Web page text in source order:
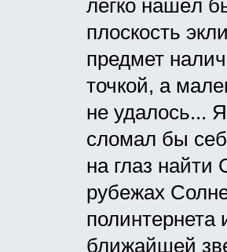
легко нашёл
плоскость
предмет
точкой, а
не удалось...
сломал бы
на глаз
рубежах
полинтернета
ближайшей